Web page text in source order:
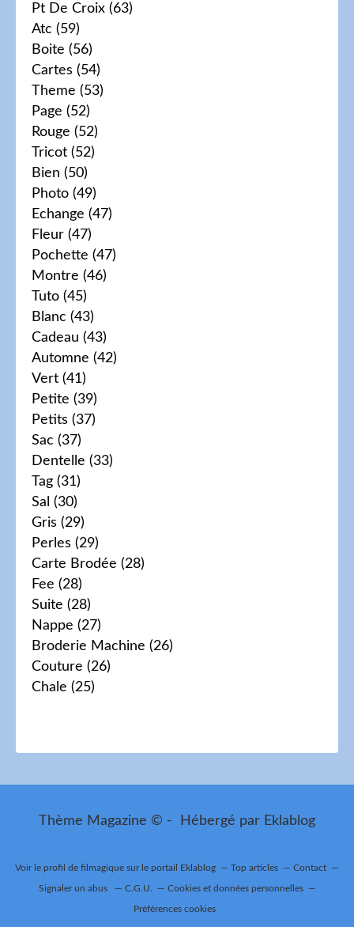
Pt De Croix (63)
Atc (59)
Boite (56)
Cartes (54)
Theme (53)
Page (52)
Rouge (52)
Tricot (52)
Bien (50)
Photo (49)
Echange (47)
Fleur (47)
Pochette (47)
Montre (46)
Tuto (45)
Blanc (43)
Cadeau (43)
Automne (42)
Vert (41)
Petite (39)
Petits (37)
Sac (37)
Dentelle (33)
Tag (31)
Sal (30)
Gris (29)
Perles (29)
Carte Brodée (28)
Fee (28)
Suite (28)
Nappe (27)
Broderie Machine (26)
Couture (26)
Chale (25)
Thème Magazine © - Hébergé par Eklablog
Voir le profil de filmagique sur le portail Eklablog Top articles Contact
Signaler un abus C.G.U. Cookies et données personnelles
Préférences cookies